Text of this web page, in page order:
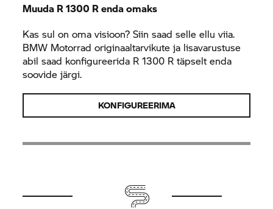
Muuda R 1300 R enda omaks
Kas sul on oma visioon? Siin saad selle ellu viia.
BMW Motorrad originaaltarvikute ja lisavarustuse
abil saad konfigureerida R 1300 R täpselt enda
soovide järgi.
KONFIGUREERIMA